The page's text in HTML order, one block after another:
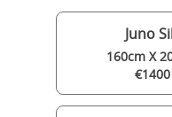
Juno
160cm X
€1400